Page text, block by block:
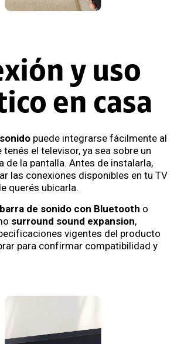
y uso
en casa
puede integrarse fácilmente al
el televisor, ya sea sobre un
de la pantalla. Antes de instalarla,
las conexiones disponibles en tu TV
querés ubicarla.
barra de sonido con Bluetooth o
surround sound expansion,
vigentes del producto
para confirmar compatibilidad y